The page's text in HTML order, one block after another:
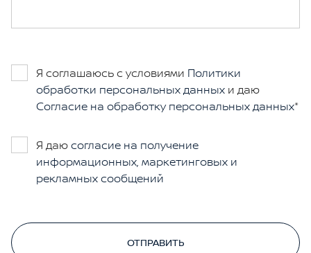
Я соглашаюсь с условиями Политики
обработки персональных данных и даю
Согласие на обработку персональных данных
Я даюсогласие на получение
информационных, маркетинговых и
рекламных сообщений
ОТПРАВИТЬ